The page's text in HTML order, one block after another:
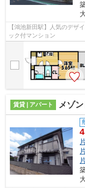
【鴻池新田駅】人気のデ
ック付マンション
賃貸 | アパート メゾ